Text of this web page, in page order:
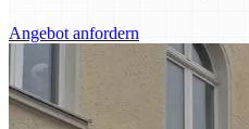
Angebot anfordern